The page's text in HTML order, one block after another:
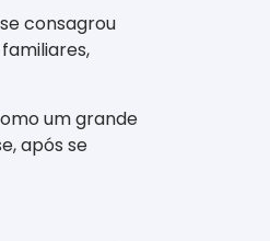
consagrou
um grande
após se